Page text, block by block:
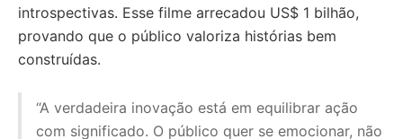
introspectivas. Esse filme arrecadou US$ 1 bilhão,
provando que o público valoriza histórias bem
construídas.
“A verdadeira inovação está em equilibrar ação
com significado. O público quer se emocionar, não